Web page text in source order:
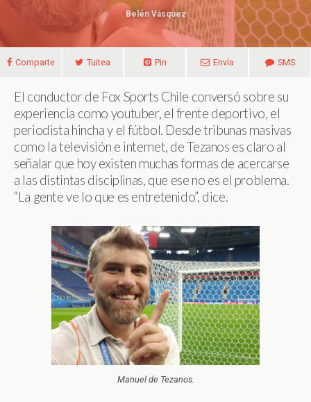
Belén Vásquez
Comparte Tuitea Pin Envía SMS
El conductor de Fox Sports Chile conversó sobre su
experiencia como youtuber, el frente deportivo, el
periodista hincha y el fútbol. Desde tribunas masivas
como la televisión e internet, de Tezanos es claro al
señalar que hoy existen muchas formas de acercarse
a las distintas disciplinas, que ese no es el problema.
“La gente ve lo que es entretenido”, dice.
Manuel de Tezanos.